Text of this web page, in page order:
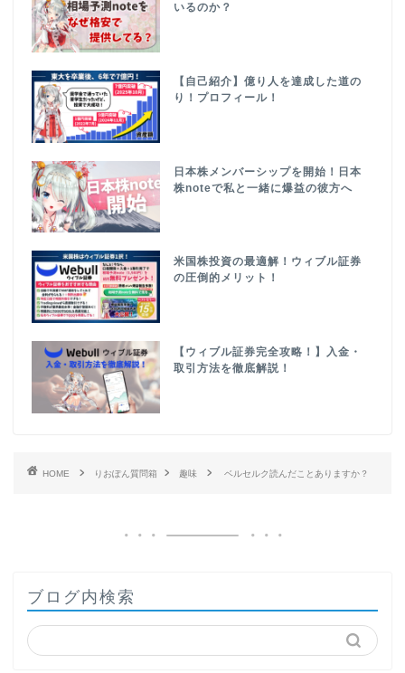
いるのか？
【自己紹介】億り人を達成した道の
り！プロフィール！
日本株メンバーシップを開始！日本
株noteで私と一緒に爆益の彼方へ
米国株投資の最適解！ウィブル証券
の圧倒的メリット！
【ウィブル証券完全攻略！】入金・
取引方法を徹底解説！
HOME りおぽん質問箱 趣味 ベルセルク読んだことありますか？
ブログ内検索